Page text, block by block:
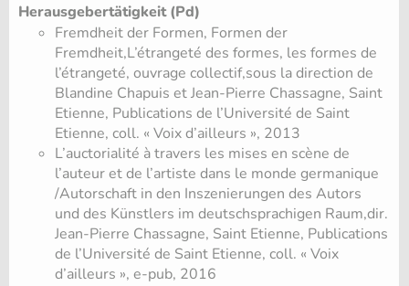
Herausgebertätigkeit (Pd)
Fremdheit der Formen, Formen der
Fremdheit,L’étrangeté des formes, les formes de
l’étrangeté, ouvrage collectif,sous la direction de
Blandine Chapuis et Jean-Pierre Chassagne, Saint
Etienne, Publications de l’Université de Saint
Etienne, coll. « Voix d’ailleurs », 2013
L’auctorialité à travers les mises en scène de
l’auteur et de l’artiste dans le monde germanique
/Autorschaft in den Inszenierungen des Autors
und des Künstlers im deutschsprachigen Raum,dir.
Jean-Pierre Chassagne, Saint Etienne, Publications
de l’Université de Saint Etienne, coll. « Voix
d’ailleurs », e-pub, 2016